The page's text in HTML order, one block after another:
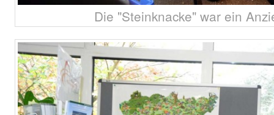
Die "Steinknacke" war ein